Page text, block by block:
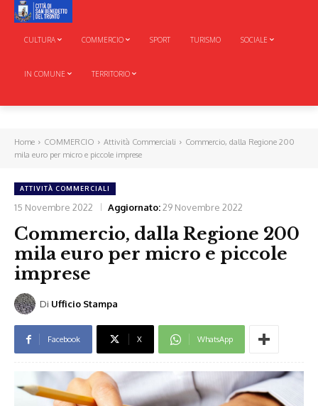
CULTURA COMMERCIO SPORT TURISMO SOCIALE
IN COMUNE TERRITORIO
Home COMMERCIO Attività Commerciali
Commercio, dalla Regione 200
mila euro per micro e piccole imprese
ATTIVITÀ COMMERCIALI
15 Novembre 2022 Aggiornato: 29 Novembre 2022
Commercio, dalla Regione 200
mila euro per micro e piccole
imprese
Di Ufficio Stampa
Facebook X WhatsApp